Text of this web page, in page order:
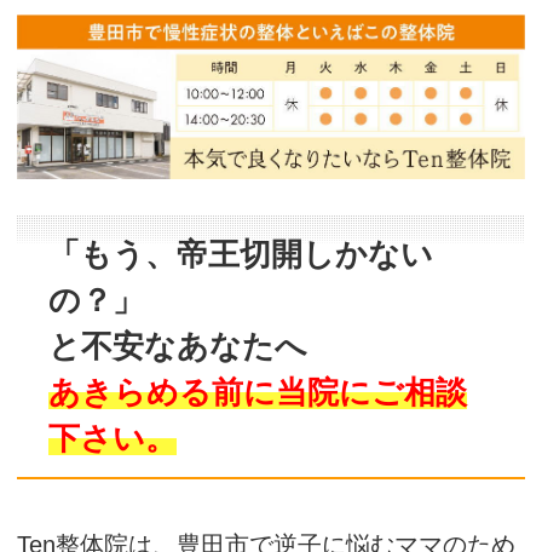
「もう、帝王切開しかない
の？」
と不安なあなたへ
あきらめる前に当院にご相談
下さい。
Ten整体院は、豊田市で逆子に悩むママのため